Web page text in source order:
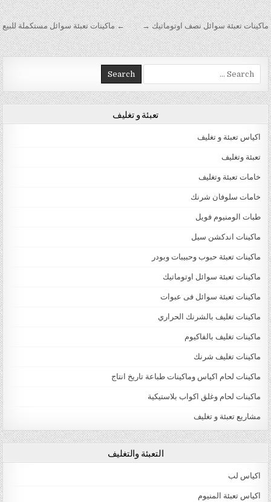
تصفّح المقالات ← ماكينات تعبئة سوائل مستكملة للبيع ماكينات تعبئة سوائل نصف اوتوماتيك →
Search for:
تعبئة و تغليف
اكياس تعبئة و تغليف
تعبئة وتغليف
خامات تعبئة وتغليف
خامات سلوفان شرنك
طبات الومنيوم فويل
ماكينات اندكشن سيل
ماكينات تعبئة حبوب وحبيبات وبودر
ماكينات تعبئة سوائل اوتوماتيك
ماكينات تعبئة سوائل فى عبوات
ماكينات تغليف بالشرنك الحراري
ماكينات تغليف بالفاكيوم
ماكينات تغليف شرنك
ماكينات لحام اكياس وماكينات طباعة تاريخ انتاج
ماكينات لحام وغلق اكواب بلاستيكية
مشاريع تعبئة و تغليف
التعبئة والتغليف
اكياس لب
اكياس تعبئة المنيوم